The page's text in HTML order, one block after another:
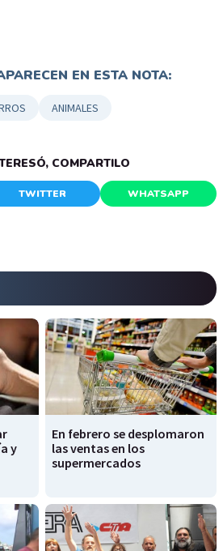
EN ESTA NOTA:
ANIMALES
COMPARTILO
TWITTER WHATSAPP
y
En febrero se desplomaron
las ventas en los
supermercados